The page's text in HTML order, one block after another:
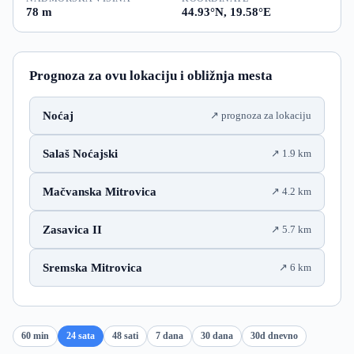
78 m 44.93°N, 19.58°E
Prognoza za ovu lokaciju i obližnja mesta
Noćaj prognoza za lokaciju
Salaš Noćajski 1.9 km
Mačvanska Mitrovica 4.2 km
Zasavica II 5.7 km
Sremska Mitrovica 6 km
60 min 24 sata 48 sati 7 dana 30 dana 30d dnevno